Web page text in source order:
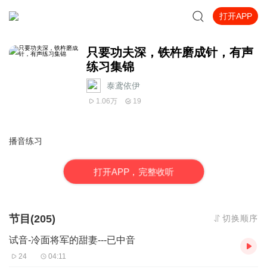
打开APP
只要功夫深，铁杵磨成针，有声
练习集锦
泰鸢依伊
1.06万 19
播音练习
打开APP，完整收听
节目(205) 切换顺序
试音-冷面将军的甜妻---已中音
24 04:11